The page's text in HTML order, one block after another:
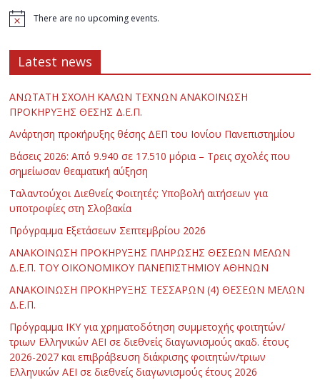
There are no upcoming events.
Latest news
ΑΝΩΤΑΤΗ ΣΧΟΛΗ ΚΑΛΩΝ ΤΕΧΝΩΝ ΑΝΑΚΟΙΝΩΣΗ
ΠΡΟΚΗΡΥΞΗΣ ΘΕΣΗΣ Δ.Ε.Π.
Ανάρτηση προκήρυξης θέσης ΔΕΠ του Ιονίου Πανεπιστημίου
Βάσεις 2026: Από 9.940 σε 17.510 μόρια – Τρεις σχολές που
σημείωσαν θεαματική αύξηση
Ταλαντούχοι Διεθνείς Φοιτητές: Υποβολή αιτήσεων για
υποτροφίες στη Σλοβακία
Πρόγραμμα Εξετάσεων Σεπτεμβρίου 2026
ΑΝΑΚΟΙΝΩΣΗ ΠΡΟΚΗΡΥΞΗΣ ΠΛΗΡΩΣΗΣ ΘΕΣΕΩΝ ΜΕΛΩΝ
Δ.Ε.Π. ΤΟΥ ΟΙΚΟΝΟΜΙΚΟΥ ΠΑΝΕΠΙΣΤΗΜΙΟΥ ΑΘΗΝΩΝ
ΑΝΑΚΟΙΝΩΣΗ ΠΡΟΚΗΡΥΞΗΣ ΤΕΣΣΑΡΩΝ (4) ΘΕΣΕΩΝ ΜΕΛΩΝ
Δ.Ε.Π.
Πρόγραμμα ΙΚΥ για χρηματοδότηση συμμετοχής φοιτητών/
τριων Ελληνικών ΑΕΙ σε διεθνείς διαγωνισμούς ακαδ. έτους
2026-2027 και επιβράβευση διάκρισης φοιτητών/τριων
Ελληνικών ΑΕΙ σε διεθνείς διαγωνισμούς έτους 2026